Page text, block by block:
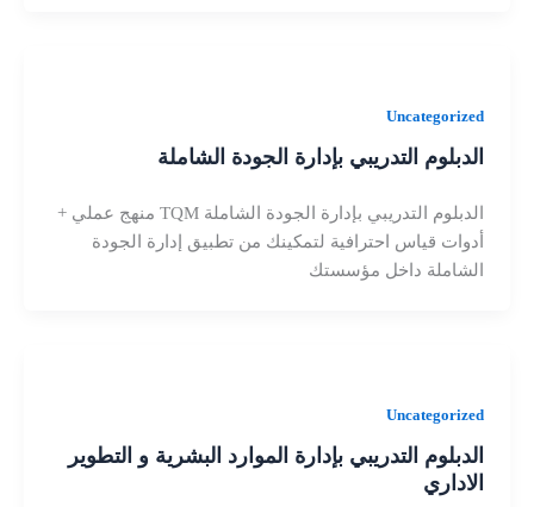
Uncategorized
الدبلوم التدريبي بإدارة الجودة الشاملة
الدبلوم التدريبي بإدارة الجودة الشاملة TQM منهج عملي +
أدوات قياس احترافية لتمكينك من تطبيق إدارة الجودة
الشاملة داخل مؤسستك
Uncategorized
الدبلوم التدريبي بإدارة الموارد البشرية و التطوير
الاداري